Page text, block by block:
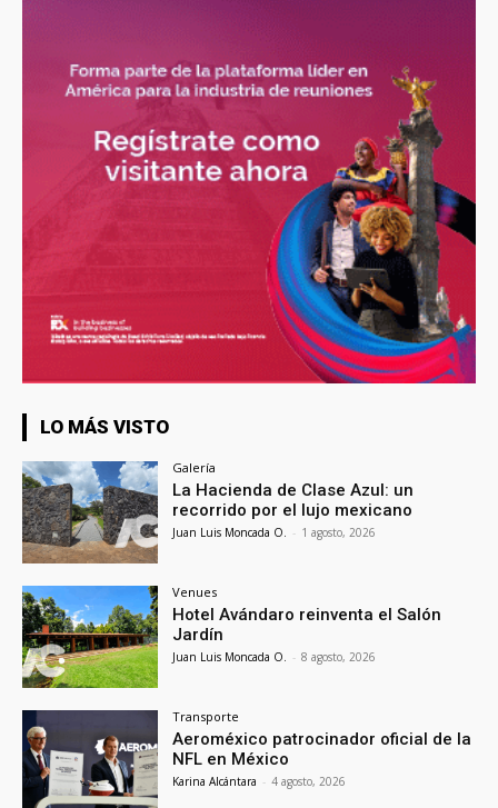
LO MÁS VISTO
Galería
La Hacienda de Clase Azul: un
recorrido por el lujo mexicano
Juan Luis Moncada O. - 1 agosto, 2026
Venues
Hotel Avándaro reinventa el Salón
Jardín
Juan Luis Moncada O. - 8 agosto, 2026
Transporte
Aeroméxico patrocinador oficial de la
NFL en México
Karina Alcántara - 4 agosto, 2026